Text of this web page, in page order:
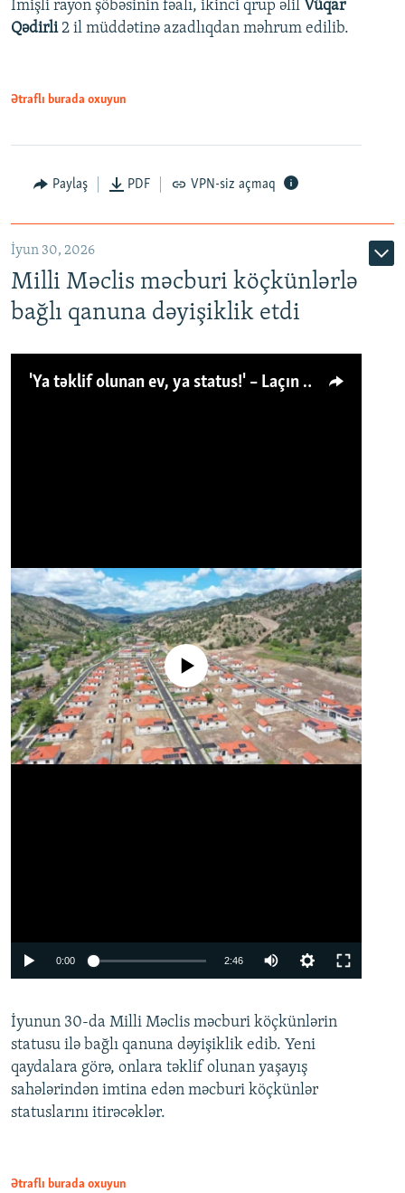
İmişli rayon şöbəsinin fəalı, ikinci qrup əlil Vüqar
Qədirli2 il müddətinə azadlıqdan məhrum edilib.
Ətraflı burada oxuyun
Paylaş PDF VPN-siz açmaq
İyun 30, 2026
Milli Məclis məcburi köçkünlərlə
bağlı qanuna dəyişiklik etdi
'Ya təklif olunan ev, ya status!' – Laçın köçkünü: 'Laçından başqa heç hara!'
No media source currently available
0:00 2:46
360p
480p
720p
İyunun 30-da Milli Məclis məcburi köçkünlərin
statusu ilə bağlı qanuna dəyişiklik edib. Yeni
qaydalara görə, onlara təklif olunan yaşayış
sahələrindən imtina edən məcburi köçkünlər
statuslarını itirəcəklər.
Ətraflı burada oxuyun